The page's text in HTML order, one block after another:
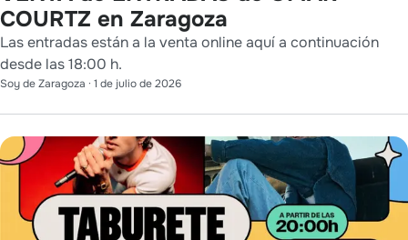
COURTZ en Zaragoza
Las entradas están a la venta online aquí a continuación
desde las 18:00 h.
Soy de Zaragoza · 1 de julio de 2026